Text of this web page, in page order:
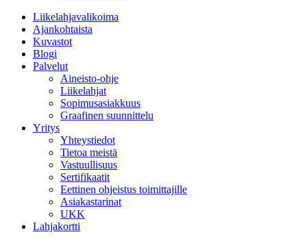
Liikelahjavalikoima
Ajankohtaista
Kuvastot
Blogi
Palvelut
Aineisto-ohje
Liikelahjat
Sopimusasiakkuus
Graafinen suunnittelu
Yritys
Yhteystiedot
Tietoa meistä
Vastuullisuus
Sertifikaatit
Eettinen ohjeistus toimittajille
Asiakastarinat
UKK
Lahjakortti